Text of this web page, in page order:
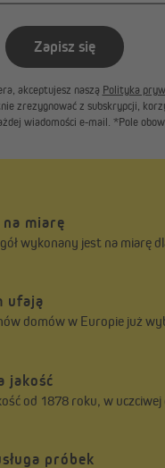
Zapisz się
akceptujesz naszą Polityka
zrezygnować z subskrypcji,
wiadomości e-mail. *Pole
miarę
wykonany jest na miarę
ufają
domów w Europie już
jakość
od 1878 roku, w uczciwej
próbek